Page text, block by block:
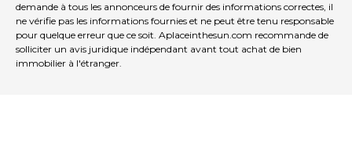
demande à tous les annonceurs de fournir des informations correctes, il
ne vérifie pas les informations fournies et ne peut être tenu responsable
pour quelque erreur que ce soit. Aplaceinthesun.com recommande de
solliciter un avis juridique indépendant avant tout achat de bien
immobilier à l'étranger.